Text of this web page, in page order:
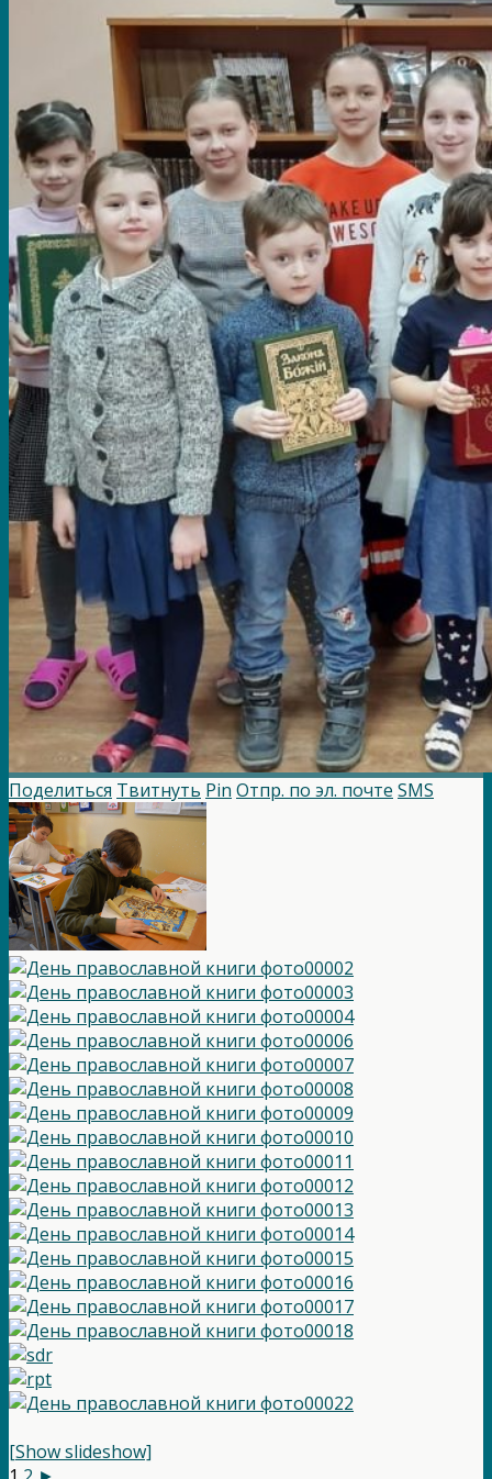
Поделиться Твитнуть Pin Отпр. по эл. почте SMS
[Show slideshow]